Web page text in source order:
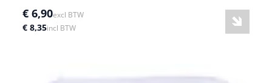
€ 6,90excl BTW
€ 8,35incl BTW